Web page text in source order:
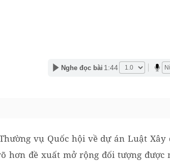
Nghe đọc bài 1:44
vụ Quốc hội về dự án Luật Xây
hơn đề xuất mở rộng đối tượng được